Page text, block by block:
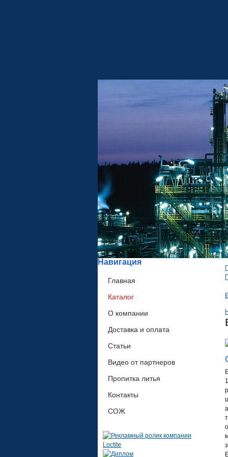
Навигация
Главная
Каталог
О компании
Доставка и оплата
Статьи
Видео от партнеров
Пропитка литья
Контакты
СОЖ